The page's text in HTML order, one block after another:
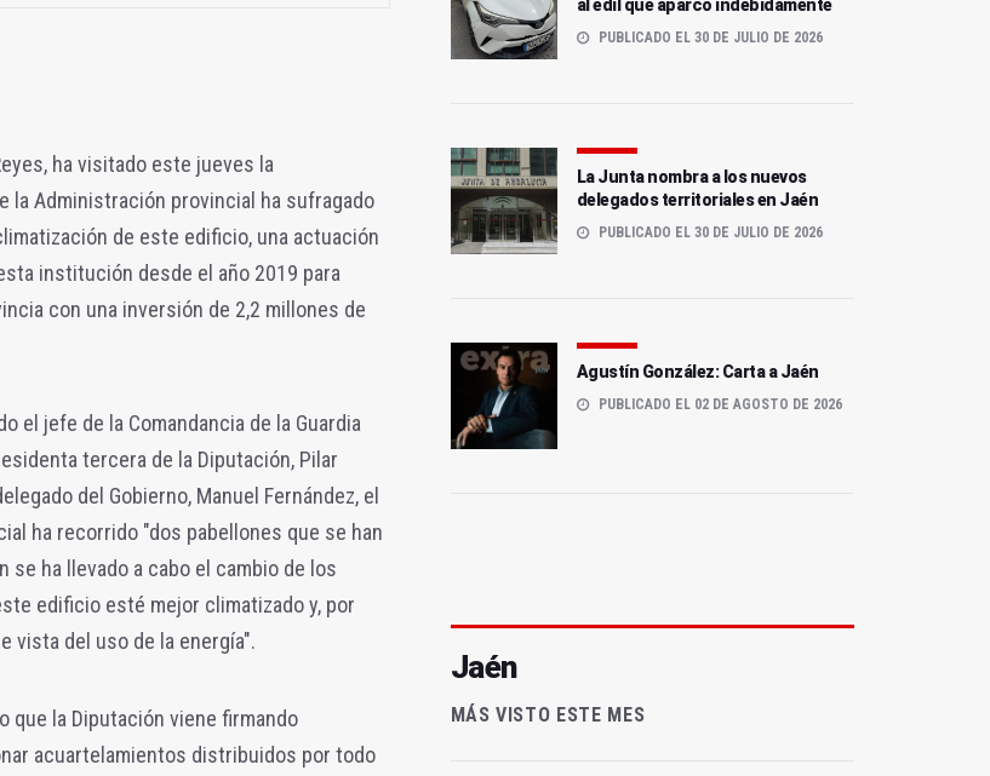
ha visitado este jueves la
la Administración provincial ha sufragado
de este edificio, una actuación
institución desde el año 2019 para
con una inversión de 2,2 millones de
el jefe de la Comandancia de la Guardia
tercera de la Diputación, Pilar
del Gobierno, Manuel Fernández, el
ha recorrido "dos pabellones que se han
ha llevado a cabo el cambio de los
edificio esté mejor climatizado y, por
vista del uso de la energía".
que la Diputación viene firmando
acuartelamientos distribuidos por todo
al edil que aparcó indebidamente
PUBLICADO EL 30 DE JULIO DE 2026
La Junta nombra a los nuevos
delegados territoriales en Jaén
PUBLICADO EL 30 DE JULIO DE 2026
Agustín González: Carta a Jaén
PUBLICADO EL 02 DE AGOSTO DE 2026
Jaén
MÁS VISTO ESTE MES